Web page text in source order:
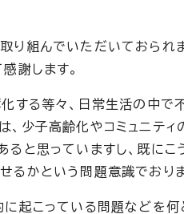
り組んでいただいておられ
謝します。
する等々、日常生活の中で
少子高齢化やコミュニティ
と思っていますし、既にこ
るかという問題意識でおりま
起こっている問題などを何